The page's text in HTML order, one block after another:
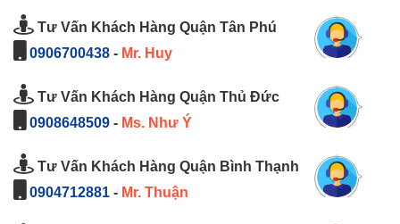
Tư Vấn Khách Hàng Quận Tân Phú
0906700438 - Mr. Huy
Tư Vấn Khách Hàng Quận Thủ Đức
0908648509 - Ms. Như Ý
Tư Vấn Khách Hàng Quận Bình Thạnh
0904712881 - Mr. Thuận